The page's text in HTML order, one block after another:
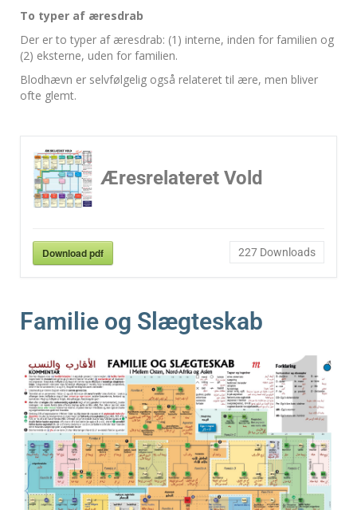
To typer af æresdrab
Der er to typer af æresdrab: (1) interne, inden for familien og
(2) eksterne, uden for familien.
Blodhævn er selvfølgelig også relateret til ære, men bliver
ofte glemt.
Æresrelateret Vold
Download pdf 227 Downloads
Familie og Slægteskab